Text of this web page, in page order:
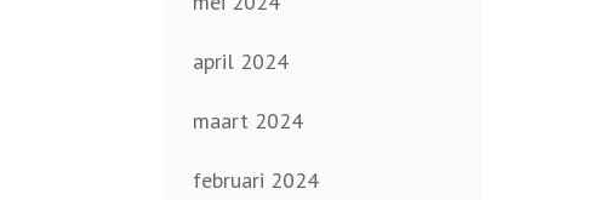
april 2024
maart 2024
februari 2024